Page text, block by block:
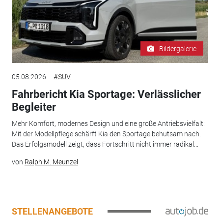
Bildergalerie
05.08.2026 #SUV
Fahrbericht Kia Sportage: Verlässlicher
Begleiter
Mehr Komfort, modernes Design und eine große Antriebsvielfalt:
Mit der Modellpflege schärft Kia den Sportage behutsam nach.
Das Erfolgsmodell zeigt, dass Fortschritt nicht immer radikal...
von Ralph M. Meunzel
STELLENANGEBOTE